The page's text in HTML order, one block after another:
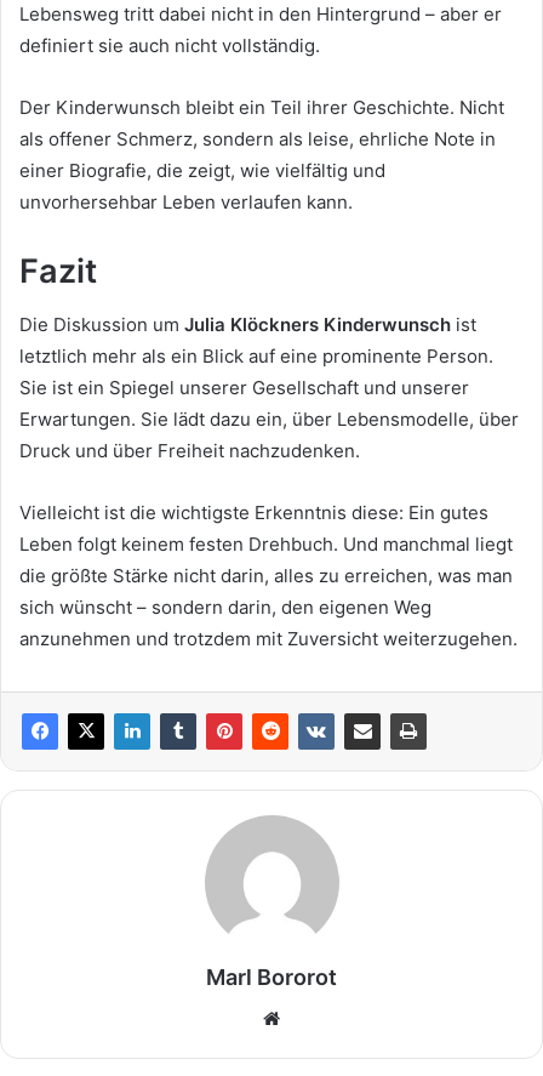
Lebensweg tritt dabei nicht in den Hintergrund – aber er
definiert sie auch nicht vollständig.
Der Kinderwunsch bleibt ein Teil ihrer Geschichte. Nicht
als offener Schmerz, sondern als leise, ehrliche Note in
einer Biografie, die zeigt, wie vielfältig und
unvorhersehbar Leben verlaufen kann.
Fazit
Die Diskussion um Julia Klöckners Kinderwunsch ist
letztlich mehr als ein Blick auf eine prominente Person.
Sie ist ein Spiegel unserer Gesellschaft und unserer
Erwartungen. Sie lädt dazu ein, über Lebensmodelle, über
Druck und über Freiheit nachzudenken.
Vielleicht ist die wichtigste Erkenntnis diese: Ein gutes
Leben folgt keinem festen Drehbuch. Und manchmal liegt
die größte Stärke nicht darin, alles zu erreichen, was man
sich wünscht – sondern darin, den eigenen Weg
anzunehmen und trotzdem mit Zuversicht weiterzugehen.
Marl Bororot